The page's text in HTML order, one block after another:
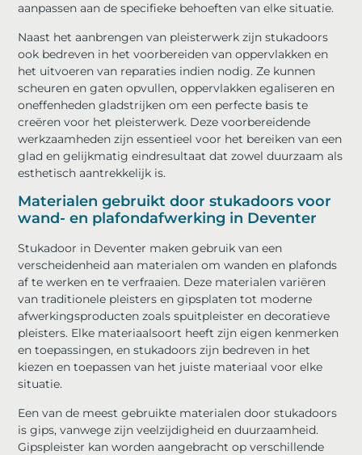
aanpassen aan de specifieke behoeften van elke situatie.
Naast het aanbrengen van pleisterwerk zijn stukadoors
ook bedreven in het voorbereiden van oppervlakken en
het uitvoeren van reparaties indien nodig. Ze kunnen
scheuren en gaten opvullen, oppervlakken egaliseren en
oneffenheden gladstrijken om een ​​perfecte basis te
creëren voor het pleisterwerk. Deze voorbereidende
werkzaamheden zijn essentieel voor het bereiken van een
glad en gelijkmatig eindresultaat dat zowel duurzaam als
esthetisch aantrekkelijk is.
Materialen gebruikt door stukadoors voor
wand- en plafondafwerking in Deventer
Stukadoor in Deventer maken gebruik van een
verscheidenheid aan materialen om wanden en plafonds
af te werken en te verfraaien. Deze materialen variëren
van traditionele pleisters en gipsplaten tot moderne
afwerkingsproducten zoals spuitpleister en decoratieve
pleisters. Elke materiaalsoort heeft zijn eigen kenmerken
en toepassingen, en stukadoors zijn bedreven in het
kiezen en toepassen van het juiste materiaal voor elke
situatie.
Een van de meest gebruikte materialen door stukadoors
is gips, vanwege zijn veelzijdigheid en duurzaamheid.
Gipspleister kan worden aangebracht op verschillende